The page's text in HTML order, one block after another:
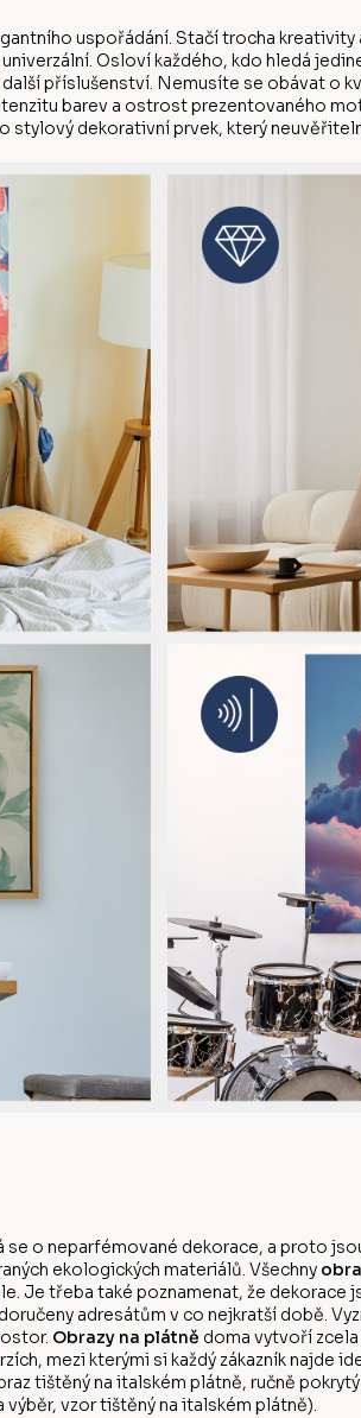
uspořádání. Stačí trocha
Osloví každého, kdo hledá
příslušenství. Nemusíte se obávat o
barev a ostrost prezentovaného
dekorativní prvek, který
o neparfémované dekorace, a proto
ekologických materiálů. Všechny
Je třeba také poznamenat, že
adresátům v co nejkratší době.
Obrazy na plátně doma vytvoří
mezi kterými si každý zákazník najde
tištěný na italském plátně, ručně
výběr, vzor tištěný na italském plátně).